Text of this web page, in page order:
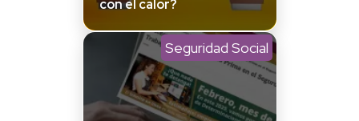
con el calor?
Seguridad Social